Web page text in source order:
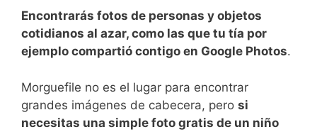
Encontrarás fotos de personas y objetos
cotidianos al azar, como las que tu tía por
ejemplo compartió contigo en Google Photos.
Morguefile no es el lugar para encontrar
grandes imágenes de cabecera, pero si
necesitas una simple foto gratis de un niño